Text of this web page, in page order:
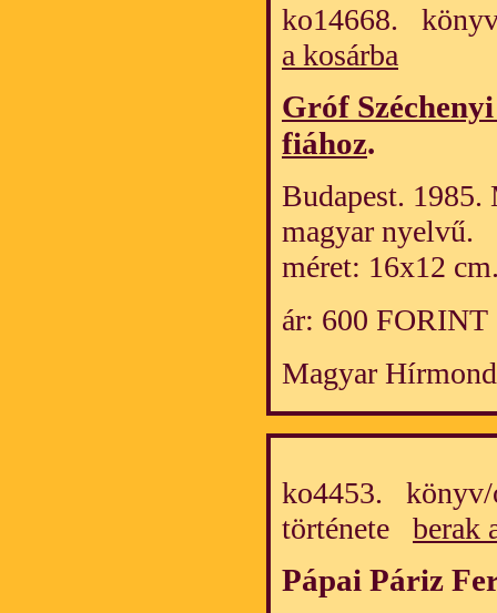
ko14668.
a kosárba
Gróf
fiához.
Budapest. 1985.
magyar nyelvű.
méret: 16x12
ár: 600 FORINT
Magyar
ko4453. könyv/
története berak
Pápai Páriz